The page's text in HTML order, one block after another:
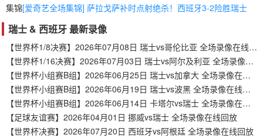
集锦[爱奇艺全场集锦] 萨拉戈萨补时点射绝杀！西班牙3-2险胜瑞士
瑞士 & 西班牙 最新录像
【世界杯1/8决赛】2026年07月08日 瑞士vs哥伦比亚 全场录像在线回放
【世界杯1/16决赛】2026年07月03日 瑞士vs阿尔及利亚 全场录像在线回放
【世界杯小组赛B组】2026年06月25日 瑞士vs加拿大 全场录像在线回放
【世界杯小组赛B组】2026年06月19日 瑞士vs波黑 全场录像在线回放
【世界杯小组赛B组】2026年06月14日 卡塔尔vs瑞士 全场录像在线回放
【足球友谊赛】2026年04月01日 挪威vs瑞士 全场录像在线回放
【世界杯决赛】2026年07月20日 西班牙vs阿根廷 全场录像在线回放